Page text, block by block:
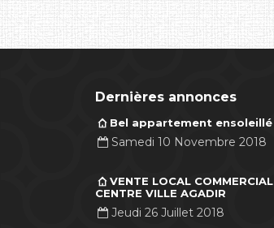
Dernières annonces
Bel appartement ensoleillé
Samedi 10 Novembre 2018
VENTE LOCAL COMMERCIAL
CENTRE VILLE AGADIR
Jeudi 26 Juillet 2018